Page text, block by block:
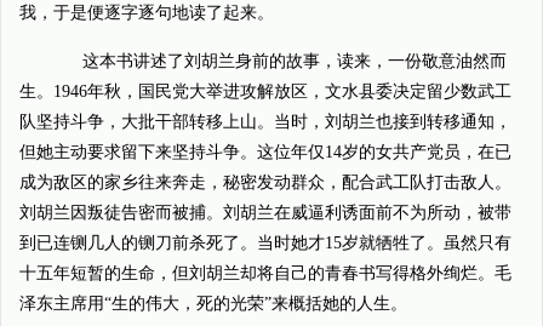
我，于是便逐字逐句地读了起来。
这本书讲述了刘胡兰身前的故事，读来，一份敬意油然而
生。1946年秋，国民党大举进攻解放区，文水县委决定留少数武工
队坚持斗争，大批干部转移上山。当时，刘胡兰也接到转移通知，
但她主动要求留下来坚持斗争。这位年仅14岁的女共产党员，在已
成为敌区的家乡往来奔走，秘密发动群众，配合武工队打击敌人。
刘胡兰因叛徒告密而被捕。刘胡兰在威逼利诱面前不为所动，被带
到已连铡几人的铡刀前杀死了。当时她才15岁就牺牲了。虽然只有
十五年短暂的生命，但刘胡兰却将自己的青春书写得格外绚烂。毛
泽东主席用“生的伟大，死的光荣”来概括她的人生。